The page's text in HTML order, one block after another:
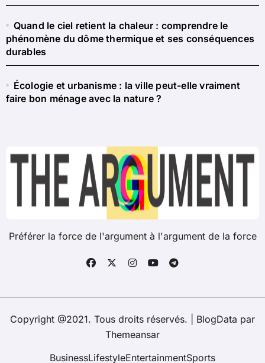
Quand le ciel retient la chaleur : comprendre le
phénomène du dôme thermique et ses conséquences
durables
Écologie et urbanisme : la ville peut-elle vraiment
faire bon ménage avec la nature ?
Préférer la force de l'argument à l'argument de la force
Copyright @2021. Tous droits réservés. BlogData par
Themeansar
BusinessLifestyleEntertainmentSports